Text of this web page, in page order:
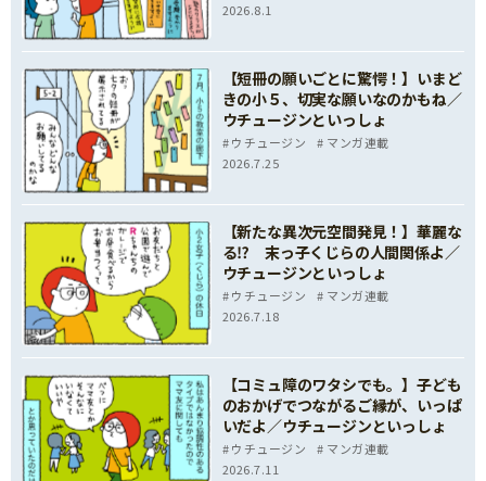
2026.8.1
【短冊の願いごとに驚愕！】いまど
きの小５、切実な願いなのかもね／
ウチュージンといっしょ
ウチュージン
マンガ連載
2026.7.25
【新たな異次元空間発見！】華麗な
る⁉ 末っ子くじらの人間関係よ／
ウチュージンといっしょ
ウチュージン
マンガ連載
2026.7.18
【コミュ障のワタシでも。】子ども
のおかげでつながるご縁が、いっぱ
いだよ／ウチュージンといっしょ
ウチュージン
マンガ連載
2026.7.11